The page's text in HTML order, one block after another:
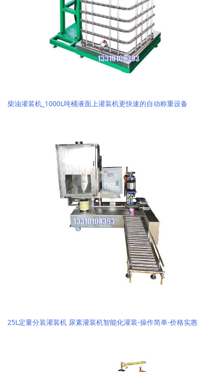
柴油灌装机_1000L吨桶液面上灌装机更快速的自动称重设备
25L定量分装灌装机 尿素灌装机智能化灌装-操作简单-价格实惠